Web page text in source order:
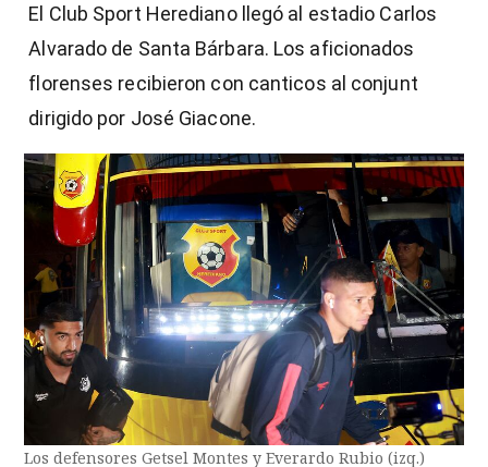
El Club Sport Herediano llegó al estadio Carlos
Alvarado de Santa Bárbara. Los aficionados
florenses recibieron con canticos al conjunt
dirigido por José Giacone.
Los defensores Getsel Montes y Everardo Rubio (izq.)